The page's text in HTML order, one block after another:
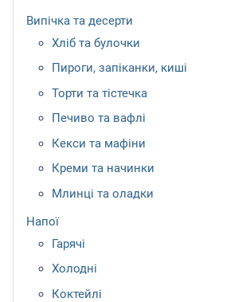
Випічка та десерти
Хліб та булочки
Пироги, запіканки, киші
Торти та тістечка
Печиво та вафлі
Кекси та мафіни
Креми та начинки
Млинці та оладки
Напої
Гарячі
Холодні
Коктейлі